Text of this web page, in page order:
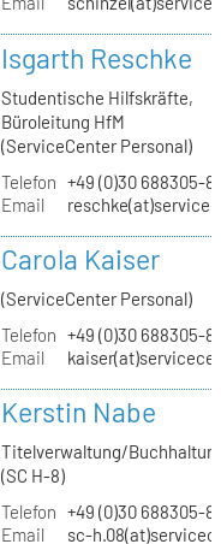
Isgarth Reschke
Studentische Hilfskräfte,
Büroleitung HfM
(ServiceCenter Personal)
Telefon +49 (0)30 688305-
Email
Carola Kaiser
(ServiceCenter Personal)
Telefon +49 (0)30 688305-
Email
Kerstin Nabe
Titelverwaltung/
(SC H-8)
Telefon +49 (0)30 688305-
Email
sc-